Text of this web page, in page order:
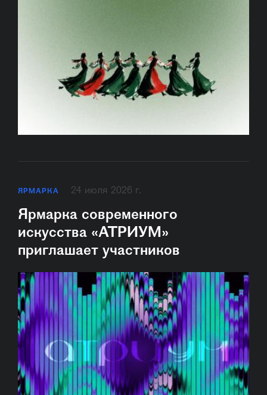
ЯРМАРКА 24 июля 2026 г.
Ярмарка современного
искусства «АТРИУМ»
приглашает участников